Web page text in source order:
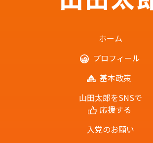
ホーム
プロフィール
基本政策
山田太郎をSNSで
応援する
入党のお願い